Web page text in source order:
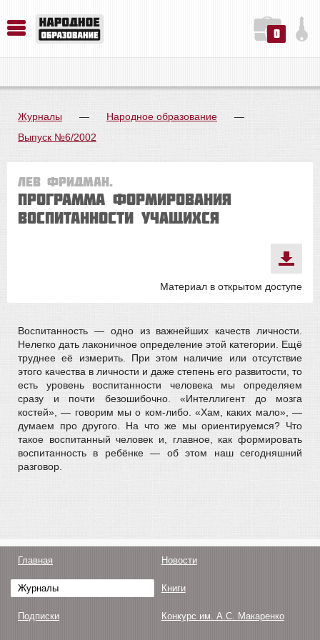
0
Журналы — Народное образование
—
Выпуск №6/2002
Лев ФРИДМАН.
Программа формирования
воспитанности учащихся
Материал в открытом доступе
Воспитанность — одно из важнейших качеств личности.
Нелегко дать лаконичное определение этой категории. Ещё
труднее её измерить. При этом наличие или отсутствие
этого качества в личности и даже степень его развитости, то
есть уровень воспитанности человека мы определяем
сразу и почти безошибочно. «Интеллигент до мозга
костей», — говорим мы о ком-либо. «Хам, каких мало», —
думаем про другого. На что же мы ориентируемся? Что
такое воспитанный человек и, главное, как формировать
воспитанность в ребёнке — об этом наш сегодняшний
разговор.
Главная Новости
Журналы Книги
Подписки Конкурс им. А.С. Макаренко